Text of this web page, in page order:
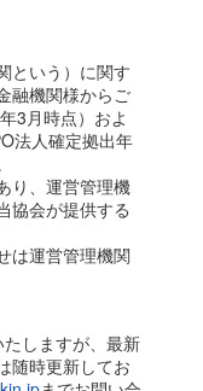
という）に関す
融機関様からご
3月時点）およ
法人確定拠出年
り、運営管理機
協会が提供する
は運営管理機関
しますが、最新
随時更新してお